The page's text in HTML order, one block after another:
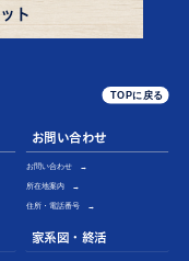
ト
TOPに戻る
お問い合わせ
お問い合わせ →
所在地案内 →
住所・電話番号→
家系図・終活